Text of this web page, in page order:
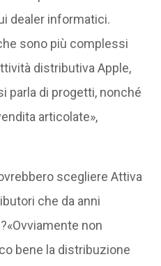
dealer informatici.
sono più complessi
distributiva Apple,
parla di progetti, nonché
articolate»,
scegliere Attiva
che da anni
non
bene la distribuzione